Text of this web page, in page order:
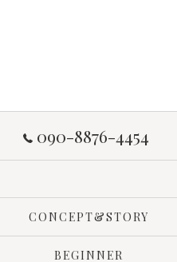
090-8876-4454
CONCEPT&STORY
BEGINNER